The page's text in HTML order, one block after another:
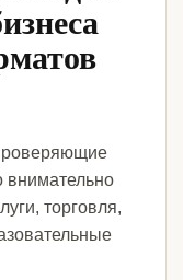
внимательно
торговля,